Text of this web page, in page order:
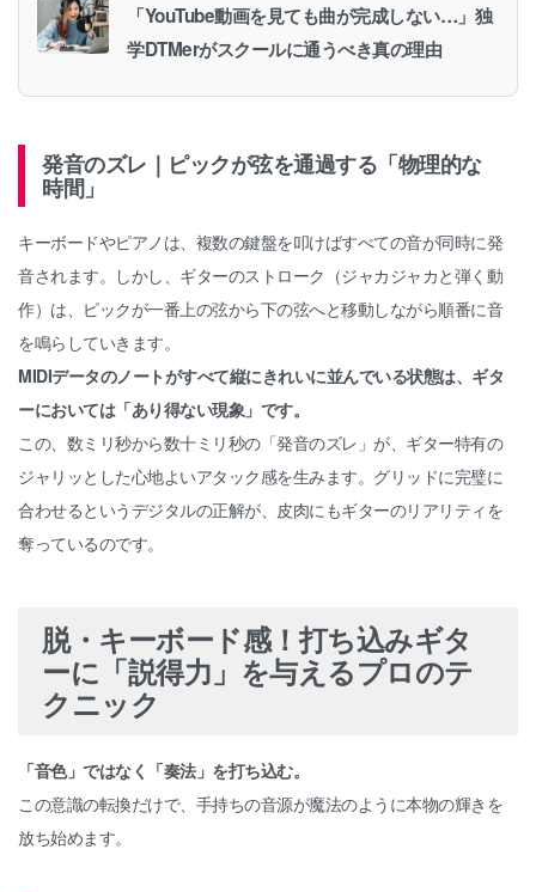
「YouTube動画を見ても曲が完成しない…」独
学DTMerがスクールに通うべき真の理由
発音のズレ｜ピックが弦を通過する「物理的な
時間」
キーボードやピアノは、複数の鍵盤を叩けばすべての音が同時に発
音されます。しかし、ギターのストローク（ジャカジャカと弾く動
作）は、ピックが一番上の弦から下の弦へと移動しながら順番に音
を鳴らしていきます。
MIDIデータのノートがすべて縦にきれいに並んでいる状態は、ギタ
ーにおいては「あり得ない現象」です。
この、数ミリ秒から数十ミリ秒の「発音のズレ」が、ギター特有の
ジャリッとした心地よいアタック感を生みます。グリッドに完璧に
合わせるというデジタルの正解が、皮肉にもギターのリアリティを
奪っているのです。
脱・キーボード感！打ち込みギタ
ーに「説得力」を与えるプロのテ
クニック
「音色」ではなく「奏法」を打ち込む。
この意識の転換だけで、手持ちの音源が魔法のように本物の輝きを
放ち始めます。